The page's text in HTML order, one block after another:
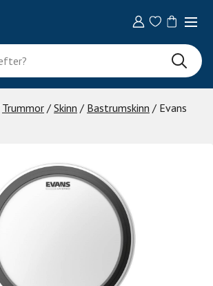
Trummor / Skinn / Bastrumskinn / Evans